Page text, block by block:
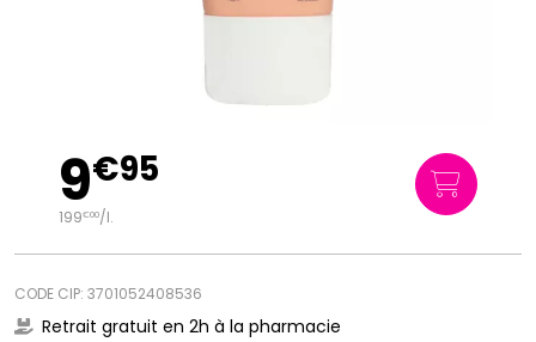
9€95
199€00/l.
CODE CIP: 3701052408536
Retrait gratuit en 2h à la pharmacie